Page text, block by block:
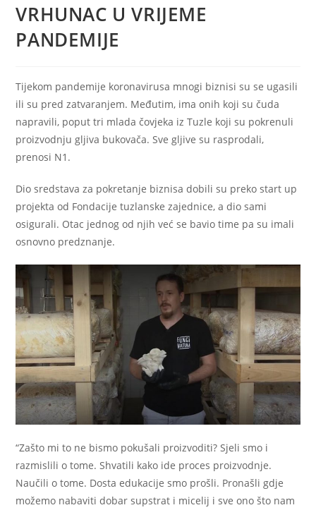
VRHUNAC U VRIJEME
PANDEMIJE
Tijekom pandemije koronavirusa mnogi biznisi su se ugasili
ili su pred zatvaranjem. Međutim, ima onih koji su čuda
napravili, poput tri mlada čovjeka iz Tuzle koji su pokrenuli
proizvodnju gljiva bukovača. Sve gljive su rasprodali,
prenosi N1.
Dio sredstava za pokretanje biznisa dobili su preko start up
projekta od Fondacije tuzlanske zajednice, a dio sami
osigurali. Otac jednog od njih već se bavio time pa su imali
osnovno predznanje.
“Zašto mi to ne bismo pokušali proizvoditi? Sjeli smo i
razmislili o tome. Shvatili kako ide proces proizvodnje.
Naučili o tome. Dosta edukacije smo prošli. Pronašli gdje
možemo nabaviti dobar supstrat i micelij i sve ono što nam